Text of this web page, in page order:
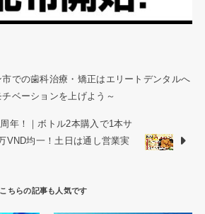
での歯科治療・矯正はエリートデンタルへ
チベーションを上げよう～
年！｜ボトル2本購入で1本サ
VND均一！土日は通し営業実